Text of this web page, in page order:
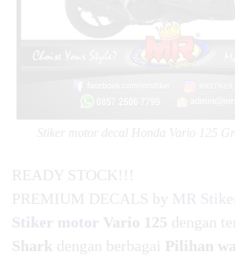
Stiker motor decal Honda Vario 125
READY STOCK!!!
PREMIUM DECALS by MR Stiker
Stiker motor Vario 125 dengan
Shark dengan berbagai Pilihan